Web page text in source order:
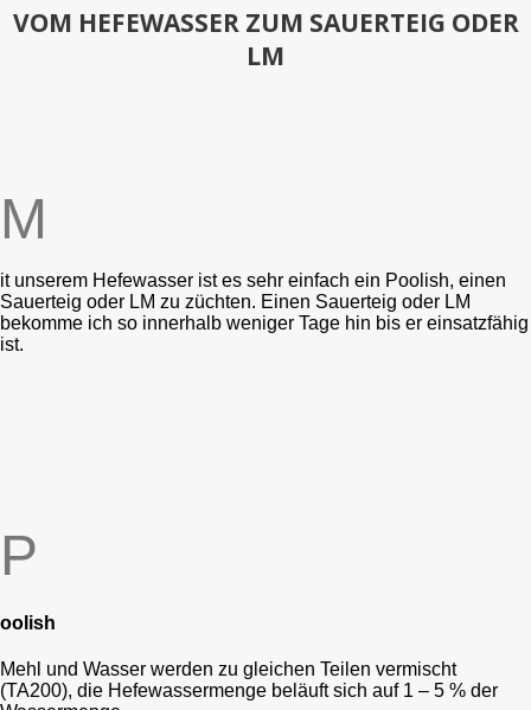
VOM HEFEWASSER ZUM SAUERTEIG ODER
LM
M
it unserem Hefewasser ist es sehr einfach ein Poolish, einen
Sauerteig oder LM zu züchten. Einen Sauerteig oder LM
bekomme ich so innerhalb weniger Tage hin bis er einsatzfähig
ist.
P
oolish
Mehl und Wasser werden zu gleichen Teilen vermischt
(TA200), die Hefewassermenge beläuft sich auf 1 – 5 % der